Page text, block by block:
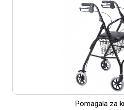
Pomagala za